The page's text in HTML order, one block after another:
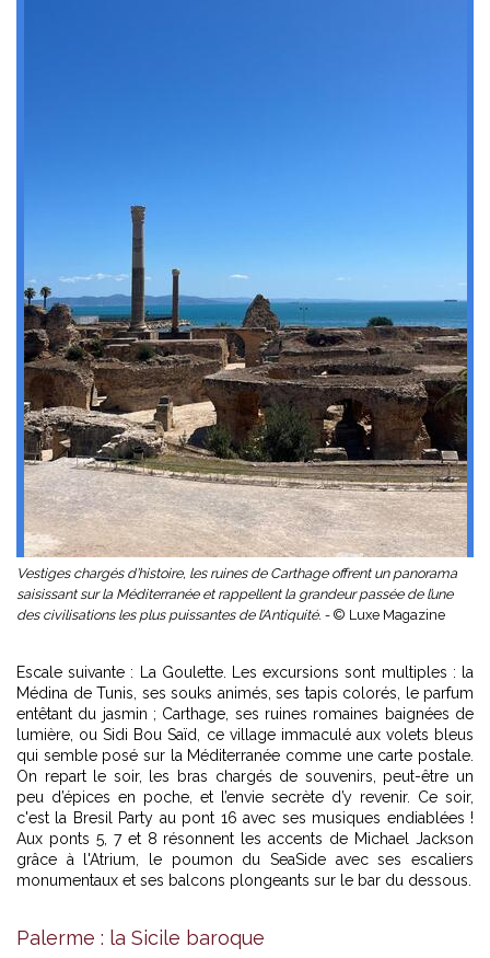
Vestiges chargés d’histoire, les ruines de Carthage offrent un panorama
saisissant sur la Méditerranée et rappellent la grandeur passée de l’une
des civilisations les plus puissantes de l’Antiquité. - © Luxe Magazine
Escale suivante : La Goulette. Les excursions sont multiples : la
Médina de Tunis, ses souks animés, ses tapis colorés, le parfum
entêtant du jasmin ; Carthage, ses ruines romaines baignées de
lumière, ou Sidi Bou Saïd, ce village immaculé aux volets bleus
qui semble posé sur la Méditerranée comme une carte postale.
On repart le soir, les bras chargés de souvenirs, peut-être un
peu d’épices en poche, et l’envie secrète d’y revenir. Ce soir,
c'est la Bresil Party au pont 16 avec ses musiques endiablées !
Aux ponts 5, 7 et 8 résonnent les accents de Michael Jackson
grâce à l'Atrium, le poumon du SeaSide avec ses escaliers
monumentaux et ses balcons plongeants sur le bar du dessous.
Palerme : la Sicile baroque